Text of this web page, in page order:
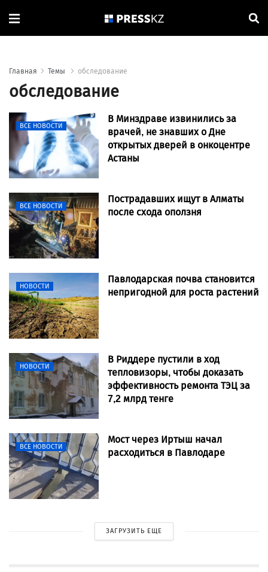
Главная Темы обследование
обследование
ВСЕ НОВОСТИ
В Минздраве извинились за
врачей, не знавших о Дне
открытых дверей в онкоцентре
Астаны
ВСЕ НОВОСТИ
Пострадавших ищут в Алматы
после схода оползня
НОВОСТИ
Павлодарская почва становится
непригодной для роста растений
НОВОСТИ
В Риддере пустили в ход
тепловизоры, чтобы доказать
эффективность ремонта ТЭЦ за
7,2 млрд тенге
ВСЕ НОВОСТИ
Мост через Иртыш начал
расходиться в Павлодаре
ЗАГРУЗИТЬ ЕЩЕ